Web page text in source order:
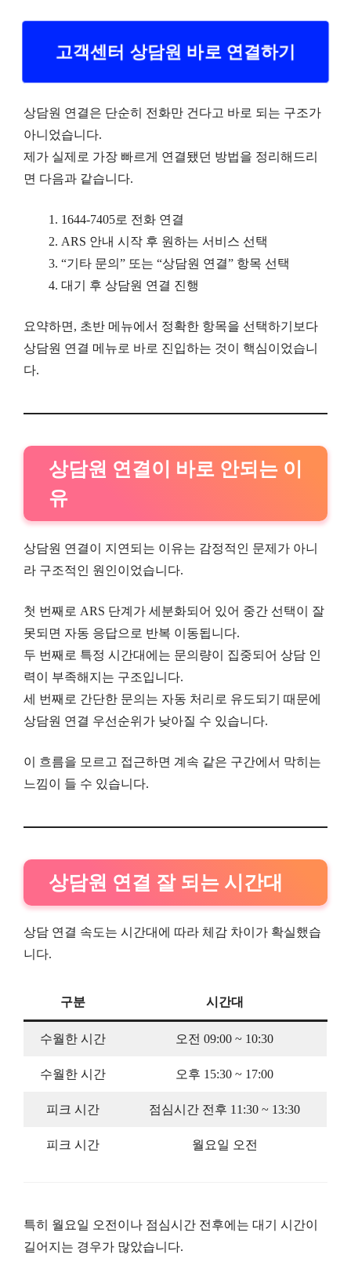
고객센터 상담원 바로 연결하기
상담원 연결은 단순히 전화만 건다고 바로 되는 구조가
아니었습니다.
제가 실제로 가장 빠르게 연결됐던 방법을 정리해드리
면 다음과 같습니다.
1644-7405로 전화 연결
ARS 안내 시작 후 원하는 서비스 선택
“기타 문의” 또는 “상담원 연결” 항목 선택
대기 후 상담원 연결 진행
요약하면, 초반 메뉴에서 정확한 항목을 선택하기보다
상담원 연결 메뉴로 바로 진입하는 것이 핵심이었습니
다.
상담원 연결이 바로 안되는 이
유
상담원 연결이 지연되는 이유는 감정적인 문제가 아니
라 구조적인 원인이었습니다.
첫 번째로 ARS 단계가 세분화되어 있어 중간 선택이 잘
못되면 자동 응답으로 반복 이동됩니다.
두 번째로 특정 시간대에는 문의량이 집중되어 상담 인
력이 부족해지는 구조입니다.
세 번째로 간단한 문의는 자동 처리로 유도되기 때문에
상담원 연결 우선순위가 낮아질 수 있습니다.
이 흐름을 모르고 접근하면 계속 같은 구간에서 막히는
느낌이 들 수 있습니다.
상담원 연결 잘 되는 시간대
상담 연결 속도는 시간대에 따라 체감 차이가 확실했습
니다.
구분 시간대
수월한 시간 오전 09:00 ~ 10:30
수월한 시간 오후 15:30 ~ 17:00
피크 시간 점심시간 전후 11:30 ~ 13:30
피크 시간 월요일 오전
특히 월요일 오전이나 점심시간 전후에는 대기 시간이
길어지는 경우가 많았습니다.